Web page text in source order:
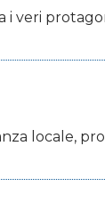
veri
locale,